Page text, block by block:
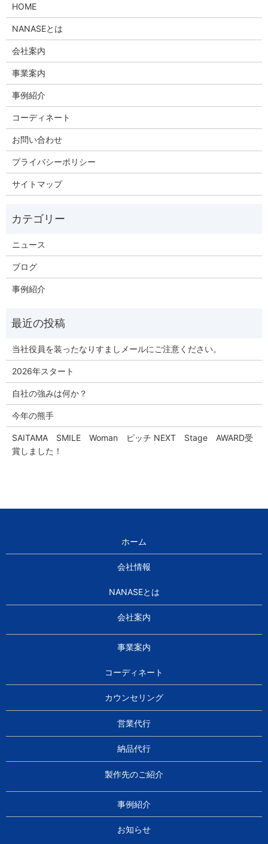
HOME
NANASEとは
会社案内
事業案内
事例紹介
コーディネート
お問い合わせ
プライバシーポリシー
サイトマップ
ニュース
ブログ
事例紹介
当社役員を装ったなりすましメールにご注意ください。
2026年スタート
自社の強みは何か？
今年の熊手
SAITAMA SMILE Woman ピッチ NEXT Stage AWARD受
賞しました！
ホーム
会社情報
NANASEとは
会社案内
事業案内
コーディネート
カウンセリング
営業代行
納品代行
製作先のご紹介
事例紹介
お知らせ